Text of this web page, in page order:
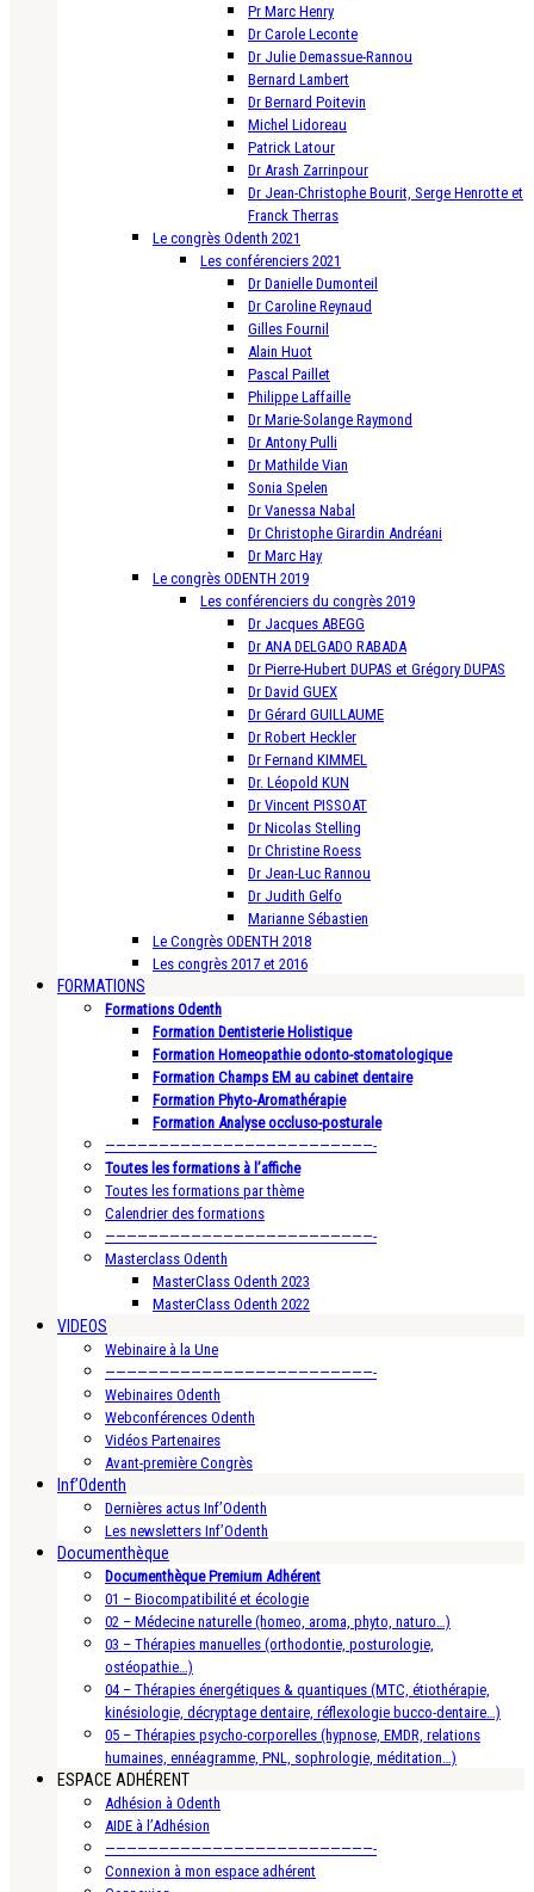
Pr Marc Henry
Dr Carole Leconte
Dr Julie Demassue-Rannou
Bernard Lambert
Dr Bernard Poitevin
Michel Lidoreau
Patrick Latour
Dr Arash Zarrinpour
Dr Jean-Christophe Bourit, Serge Henrotte et
Franck Therras
Le congrès Odenth 2021
Les conférenciers 2021
Dr Danielle Dumonteil
Dr Caroline Reynaud
Gilles Fournil
Alain Huot
Pascal Paillet
Philippe Laffaille
Dr Marie-Solange Raymond
Dr Antony Pulli
Dr Mathilde Vian
Sonia Spelen
Dr Vanessa Nabal
Dr Christophe Girardin Andréani
Dr Marc Hay
Le congrès ODENTH 2019
Les conférenciers du congrès 2019
Dr Jacques ABEGG
Dr ANA DELGADO RABADA
Dr Pierre-Hubert DUPAS et Grégory DUPAS
Dr David GUEX
Dr Gérard GUILLAUME
Dr Robert Heckler
Dr Fernand KIMMEL
Dr. Léopold KUN
Dr Vincent PISSOAT
Dr Nicolas Stelling
Dr Christine Roess
Dr Jean-Luc Rannou
Dr Judith Gelfo
Marianne Sébastien
Le Congrès ODENTH 2018
Les congrès 2017 et 2016
FORMATIONS
Formations Odenth
Formation Dentisterie Holistique
Formation Homeopathie odonto-stomatologique
Formation Champs EM au cabinet dentaire
Formation Phyto-Aromathérapie
Formation Analyse occluso-posturale
—————————————————————————-
Toutes les formations à l’affiche
Toutes les formations par thème
Calendrier des formations
—————————————————————————-
Masterclass Odenth
MasterClass Odenth 2023
MasterClass Odenth 2022
VIDEOS
Webinaire à la Une
—————————————————————————-
Webinaires Odenth
Webconférences Odenth
Vidéos Partenaires
Avant-première Congrès
Inf’Odenth
Dernières actus Inf’Odenth
Les newsletters Inf’Odenth
Documenthèque
Documenthèque Premium Adhérent
01 – Biocompatibilité et écologie
02 – Médecine naturelle (homeo, aroma, phyto, naturo…)
03 – Thérapies manuelles (orthodontie, posturologie,
ostéopathie…)
04 – Thérapies énergétiques & quantiques (MTC, étiothérapie,
kinésiologie, décryptage dentaire, réflexologie bucco-dentaire…)
05 – Thérapies psycho-corporelles (hypnose, EMDR, relations
humaines, ennéagramme, PNL, sophrologie, méditation…)
ESPACE ADHÉRENT
Adhésion à Odenth
AIDE à l’Adhésion
—————————————————————————-
Connexion à mon espace adhérent